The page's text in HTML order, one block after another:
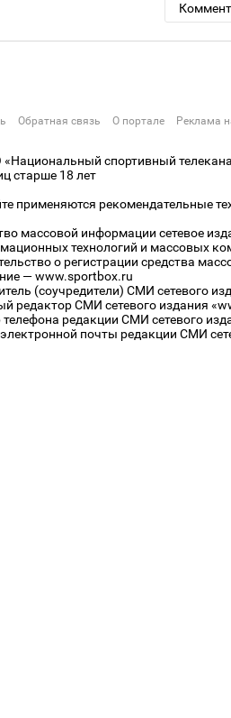
Обратная связь О портале Реклама
спортивный
старше 18 лет
применяются рекомендательные
массовой информации сетевое
технологий и массовых
о регистрации средства
— www.sportbox.ru
(соучредители) СМИ сетевого
редактор СМИ сетевого издания
редакции СМИ сетевого
почты редакции СМИ